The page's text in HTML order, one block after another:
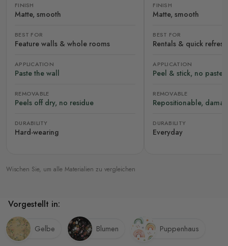
FINISH
Matte, smooth
BEST FOR
Feature walls & whole rooms
APPLICATION
Paste the wall
REMOVABLE
Peels off dry, no residue
DURABILITY
Hard-wearing
FINISH
Matte, smooth
BEST FOR
Rentals & quick
APPLICATION
Peel & stick, no paste
REMOVABLE
Repositionable,
DURABILITY
Everyday
Wischen Sie, um alle Materialien zu vergleichen
Vorgestellt in:
Gelbe Blumen Puppenhaus